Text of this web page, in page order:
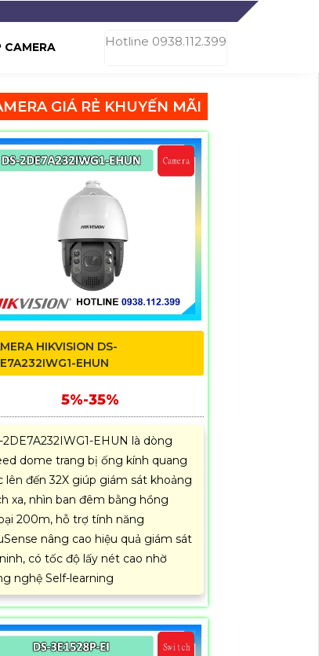
Hotline 0938.112.399
CAMERA
GIÁ RẺ KHUYẾN MÃI
HIKVISION DS-
EHUN
5%-35%
2DE7A232IWG1-EHUN là dòng
dome trang bị ống kính quang
lên đến 32X giúp giám sát khoảng
xa, nhìn ban đêm bằng hồng
200m, hỗ trợ tính năng
nâng cao hiệu quả giám sát
có tốc độ lấy nét cao nhờ
nghệ Self-learning